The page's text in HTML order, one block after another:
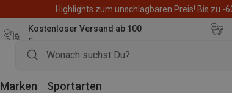
Highlights zum unschlagbaren Preis! Bis zu -
Kostenloser Versand ab 100
Euro
Marken Sportarten